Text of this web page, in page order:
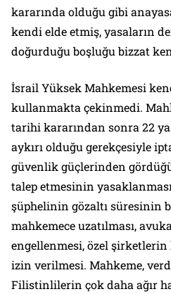
kararında olduğu gibi
kendi elde etmiş, yasaların
doğurduğu boşluğu bizzat
İsrail Yüksek Mahkemesi
kullanmakta çekinmedi.
tarihi kararından sonra 22
aykırı olduğu gerekçesiyle
güvenlik güçlerinden
talep etmesinin
şüphelinin gözaltı süresinin
mahkemece uzatılması,
engellenmesi, özel
izin verilmesi. Mahkeme,
Filistinlilerin çok daha ağır